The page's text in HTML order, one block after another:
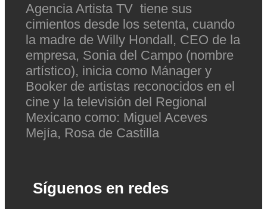
Agencia Artista TV tiene sus
cimientos desde los setenta, cuando
la madre de Willy Hondall, CEO de la
empresa, Sonia del Campo (nombre
artístico), inicia como Mánager y
Booker de artistas reconocidos en el
cine y la televisión del Regional
Mexicano como: Miguel Aceves
Mejía, Rosa de Castilla
Síguenos en redes